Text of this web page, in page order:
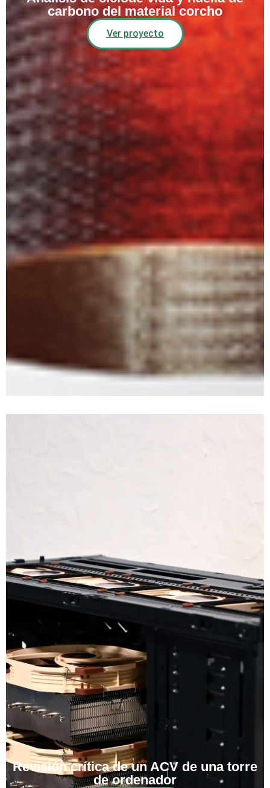
carbono del material corcho
Ver proyecto
Revisión crítica de un ACV de una torre
de ordenador